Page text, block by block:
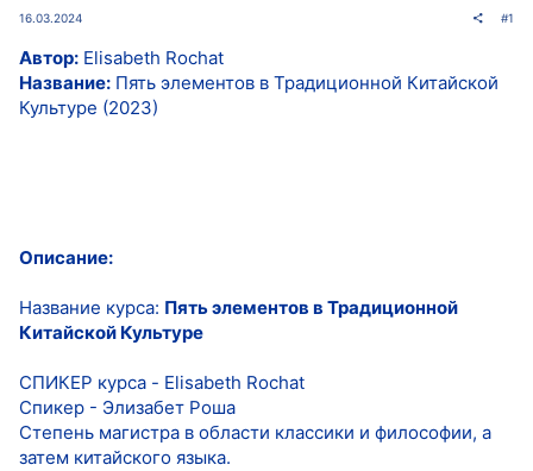
16.03.2024 #1
Автор: Elisabeth Rochat
Название: Пять элементов в Традиционной Китайской
Культуре (2023)
Описание:
Название курса: Пять элементов в Традиционной
Китайской Культуре
СПИКЕР курса - Elisabeth Rochat
Спикер - Элизабет Роша
Степень магистра в области классики и философии, а
затем китайского языка.